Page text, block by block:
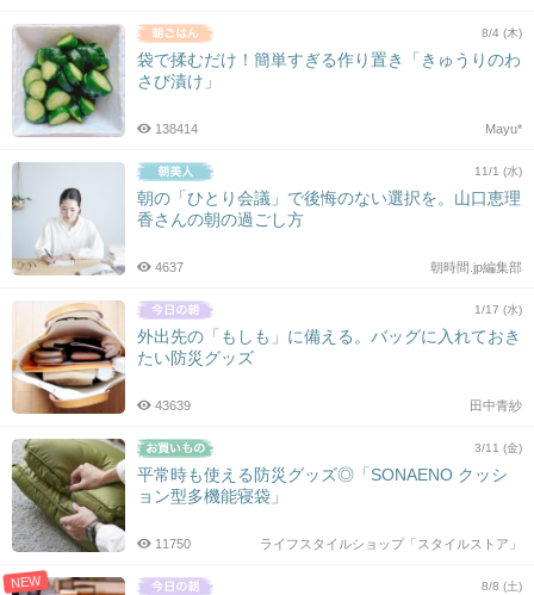
8/4 (木)
袋で揉むだけ！簡単すぎる作り置き「きゅうりのわ
さび漬け」
Mayu*
138414
11/1 (水)
朝の「ひとり会議」で後悔のない選択を。山口恵理
香さんの朝の過ごし方
朝時間.jp編集部
4637
1/17 (水)
外出先の「もしも」に備える。バッグに入れておき
たい防災グッズ
田中青紗
43639
3/11 (金)
平常時も使える防災グッズ◎「SONAENO クッシ
ョン型多機能寝袋」
ライフスタイルショップ「スタイルストア」
11750
NEW 8/8 (土)